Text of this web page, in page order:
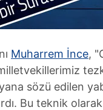
Muharrem İnce,
sözü edilen
Bu teknik